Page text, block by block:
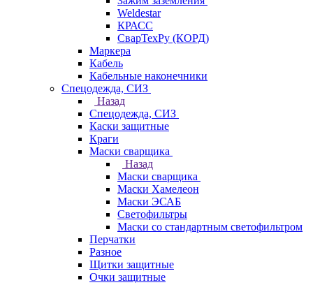
Weldestar
КРАСС
СварТехРу (КОРД)
Маркера
Кабель
Кабельные наконечники
Спецодежда, СИЗ
Назад
Спецодежда, СИЗ
Каски защитные
Краги
Маски сварщика
Назад
Маски сварщика
Маски Хамелеон
Маски ЭСАБ
Светофильтры
Маски со стандартным светофильтром
Перчатки
Разное
Щитки защитные
Очки защитные